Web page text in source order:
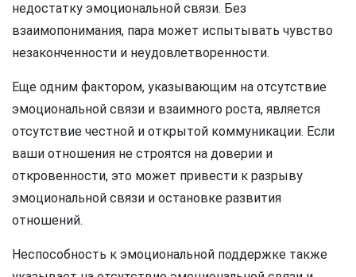
недостатку эмоциональной связи. Без
взаимопонимания, пара может испытывать чувство
незаконченности и неудовлетворенности.
Еще одним фактором, указывающим на отсутствие
эмоциональной связи и взаимного роста, является
отсутствие честной и открытой коммуникации. Если
ваши отношения не строятся на доверии и
откровенности, это может привести к разрыву
эмоциональной связи и остановке развития
отношений.
Неспособность к эмоциональной поддержке также